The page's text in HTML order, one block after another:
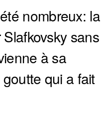
nombreux: la
sans
à sa
qui a fait